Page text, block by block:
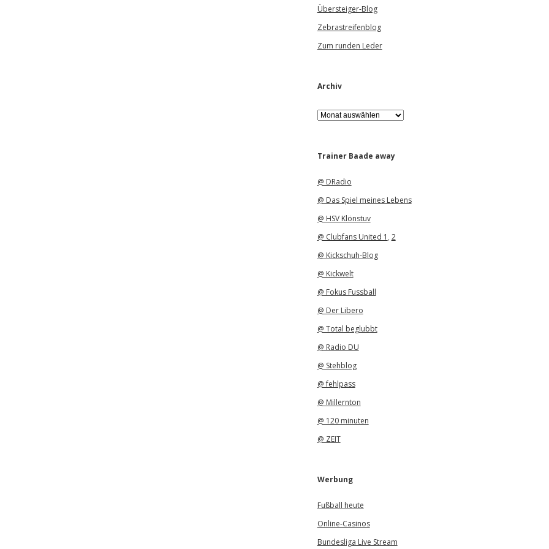
Übersteiger-Blog
Zebrastreifenblog
Zum runden Leder
Archiv
A
r
iTrainer Baade away
@ DRadio
@ Das Spiel meines Lebens
@ HSV Klönstuv
@ Clubfans United 1 , 2
@ Kickschuh-Blog
@ Kickwelt
@ Fokus Fussball
@ Der Libero
@ Total beglubbt
@ Radio DU
@ Stehblog
@ fehlpass
@ Millernton
@ 120 minuten
@ ZEIT
Werbung
Fußball heute
Online-Casinos
Bundesliga Live Stream